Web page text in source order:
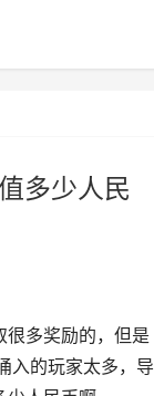
多少人民
很多奖励的，但是
入的玩家太多，导